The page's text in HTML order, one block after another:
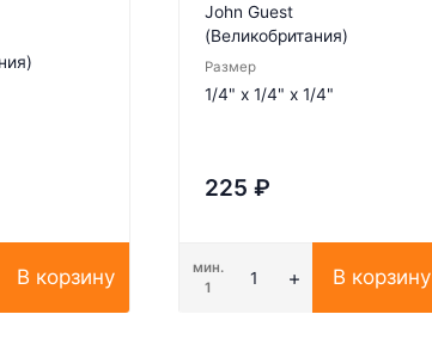
В корзину
John Guest
(Великобритания)
Размер
1/4" x 1/4" x 1/4"
225 ₽
мин.
1
В корзину